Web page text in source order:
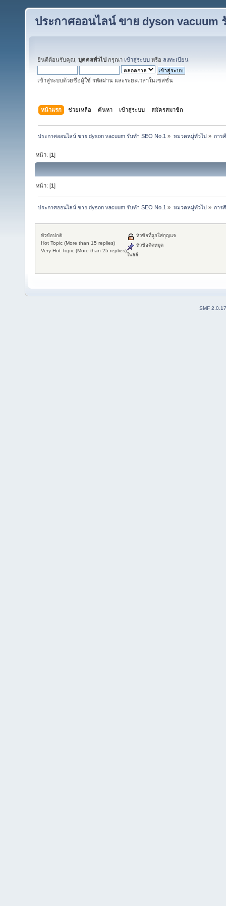
ประกาศออนไลน์ ขาย dyson vacuum
ยินดีต้อนรับคุณ, บุคคลทั่วไป กรุณา เข้าสู่ระบบ หรือ ลงทะเบียน
เข้าสู่ระบบด้วยชื่อผู้ใช้ รหัสผ่าน และระยะเวลาในเซสชั่น
หน้าแรก ช่วยเหลือ ค้นหา เข้าสู่ระบบ สมัครสมาชิก
ประกาศออนไลน์ ขาย dyson vacuum รับทำ SEO No.1 » หมวดหมู่ทั่วไป» การ
หน้า: [1]
หน้า: [1]
ประกาศออนไลน์ ขาย dyson vacuum รับทำ SEO No.1 » หมวดหมู่ทั่วไป» การ
หัวข้อปกติ
Hot Topic (More than 15 replies)
Very Hot Topic (More than 25 replies)
หัวข้อที่ถูกใส่กุญแจ
หัวข้อติดหมุด
โพลล์
SMF 2.0.17